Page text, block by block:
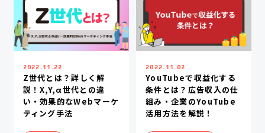
2022.11.22
Z世代とは？詳しく解
説！X,Y,α世代との違
い・効果的なWebマーケ
ティング手法
2022.11.02
YouTubeで収益化する
条件とは？広告収入の仕
組み・企業のYouTube
活用方法を解説！